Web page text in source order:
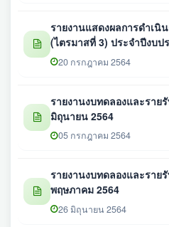
รายงานแสดงผลการดำเนิ
(ไตรมาสที่ 3) ประจำปีงบป
20 กรกฎาคม 2564
รายงานงบทดลองและราย
มิถุนายน 2564
05 กรกฎาคม 2564
รายงานงบทดลองและราย
พฤษภาคม 2564
26 มิถุนายน 2564